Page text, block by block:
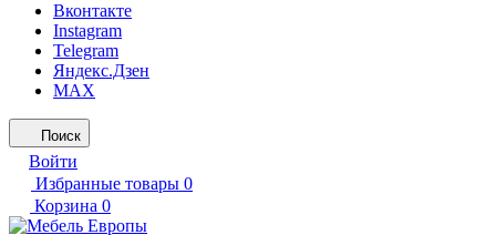
Вконтакте
Instagram
Telegram
Яндекс.Дзен
MAX
Поиск
Войти
Избранные товары 0
Корзина 0